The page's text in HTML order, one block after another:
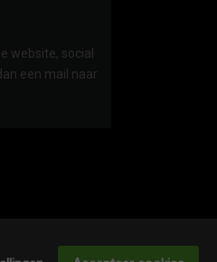
website, social
een mail naar